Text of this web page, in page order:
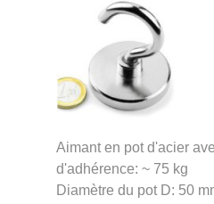
Aimant en pot d'acier
d'adhérence: ~ 75 kg
Diamètre du pot D: 50